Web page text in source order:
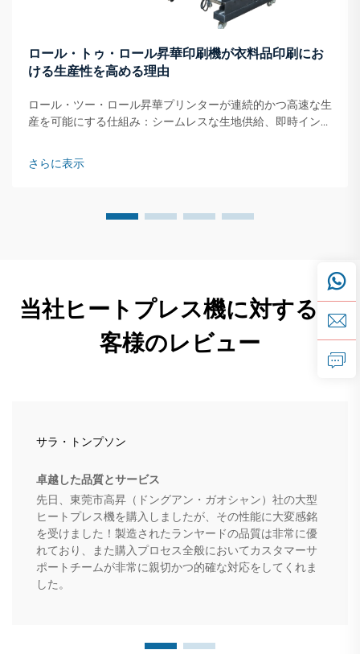
ロール・トゥ・ロール昇華印刷機が衣料品印刷にお
ける生産性を高める理由
ロール・ツー・ロール昇華プリンターが連続的かつ高速な生
産を可能にする仕組み：シームレスな生地供給、即時インク
プリンターは、生地ロールを連続的に供給するシステムで動
作します…
さらに表示
当社ヒートプレス機に対するお
客様のレビュー
サラ・トンプソン
卓越した品質とサービス
先日、東莞市高昇（ドングアン・ガオシャン）社の大型
ヒートプレス機を購入しましたが、その性能に大変感銘
を受けました！製造されたランヤードの品質は非常に優
れており、また購入プロセス全般においてカスタマーサ
ポートチームが非常に親切かつ的確な対応をしてくれま
した。